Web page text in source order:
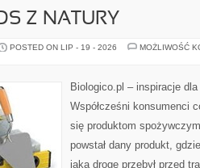
Z NATURY
POSTED ON LIP - 19 - 2026
MOŻLIWOŚĆ
Biologico.pl – inspiracje
Współcześni konsumenci
się produktom
powstał dany produkt,
jaką drogę przebył przed